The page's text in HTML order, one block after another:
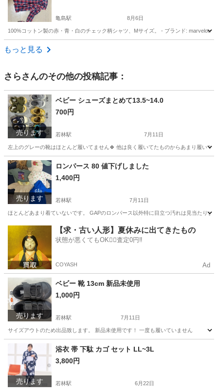
亀島駅 8月6日
100%コットン製の赤・青・白のチェック柄シャツ、Mサイズ。 - ブランド:
愛知 名古屋市
もっと見る
さら さんのその他の投稿記事：
売ります
ベビー シューズまとめて13.5~14.0
700円
若林駅 7月11日
左上のグレーの靴はほとんど履いてません🍀 他は良く履いてたものからあまり履いて
愛知 豊田市 若林駅 ベビー用品 シューズ
売ります
ロンパース 80 値下げしました
1,400円
若林駅 7月11日
ほとんどあまり着ていないです。 GAPのロンパース以外特に目立つ汚れは見当たりま
若林駅 ベビー用品 ロンパース
【求・古い人形】夏休みに出てきたもの
状態が悪くてもOK🙆‍♀️査定0円‼️
COYASH Ad
売ります
ベビー 靴 13cm 新品未使用
1,000円
若林駅 7月11日
サイズアウトのため出品致します。 新品未使用です！ 一度も履いていません
愛知 豊田市 若林駅 ベビー用品
売ります
浴衣 帯 下駄 カゴ セット LL~3L
3,800円
若林駅 6月22日